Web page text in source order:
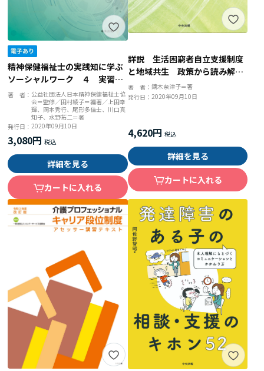
精神保健福祉士の実践知に学ぶ
ソーシャルワーク ４ 実習指
導とスーパービジョンにおける
思考過程
著 者：公益社団法人日本精神保健福祉士協
会＝監修／田村綾子＝編著／上田幸
輝、岡本秀行、尾形多佳士、川口真
知子、水野拓二＝著
発行日：2020年09月10日
3,080円
詳細を見る
カートに入れる
詳説 生活困窮者自立支援制度
と地域共生 政策から読み解く
支援論
著 者： 鏑木奈津子＝著
発行日： 2020年09月10日
4,620円
詳細を見る
カートに入れる